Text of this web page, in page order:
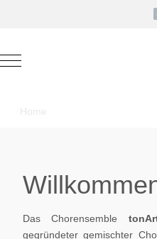
Mobile Menu Toggle
Home
Das Chorensemble
gegründeter gemischter